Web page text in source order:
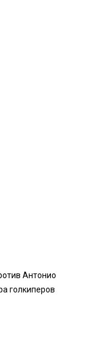
Антонио
голкиперов